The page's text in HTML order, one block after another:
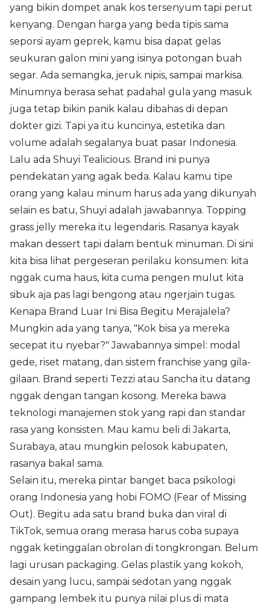
yang bikin dompet anak kos tersenyum tapi perut
kenyang. Dengan harga yang beda tipis sama
seporsi ayam geprek, kamu bisa dapat gelas
seukuran galon mini yang isinya potongan buah
segar. Ada semangka, jeruk nipis, sampai markisa.
Minumnya berasa sehat padahal gula yang masuk
juga tetap bikin panik kalau dibahas di depan
dokter gizi. Tapi ya itu kuncinya, estetika dan
volume adalah segalanya buat pasar Indonesia.
Lalu ada Shuyi Tealicious. Brand ini punya
pendekatan yang agak beda. Kalau kamu tipe
orang yang kalau minum harus ada yang dikunyah
selain es batu, Shuyi adalah jawabannya. Topping
grass jelly mereka itu legendaris. Rasanya kayak
makan dessert tapi dalam bentuk minuman. Di sini
kita bisa lihat pergeseran perilaku konsumen: kita
nggak cuma haus, kita cuma pengen mulut kita
sibuk aja pas lagi bengong atau ngerjain tugas.
Kenapa Brand Luar Ini Bisa Begitu Merajalela?
Mungkin ada yang tanya, "Kok bisa ya mereka
secepat itu nyebar?" Jawabannya simpel: modal
gede, riset matang, dan sistem franchise yang gila-
gilaan. Brand seperti Tezzi atau Sancha itu datang
nggak dengan tangan kosong. Mereka bawa
teknologi manajemen stok yang rapi dan standar
rasa yang konsisten. Mau kamu beli di Jakarta,
Surabaya, atau mungkin pelosok kabupaten,
rasanya bakal sama.
Selain itu, mereka pintar banget baca psikologi
orang Indonesia yang hobi FOMO (Fear of Missing
Out). Begitu ada satu brand buka dan viral di
TikTok, semua orang merasa harus coba supaya
nggak ketinggalan obrolan di tongkrongan. Belum
lagi urusan packaging. Gelas plastik yang kokoh,
desain yang lucu, sampai sedotan yang nggak
gampang lembek itu punya nilai plus di mata